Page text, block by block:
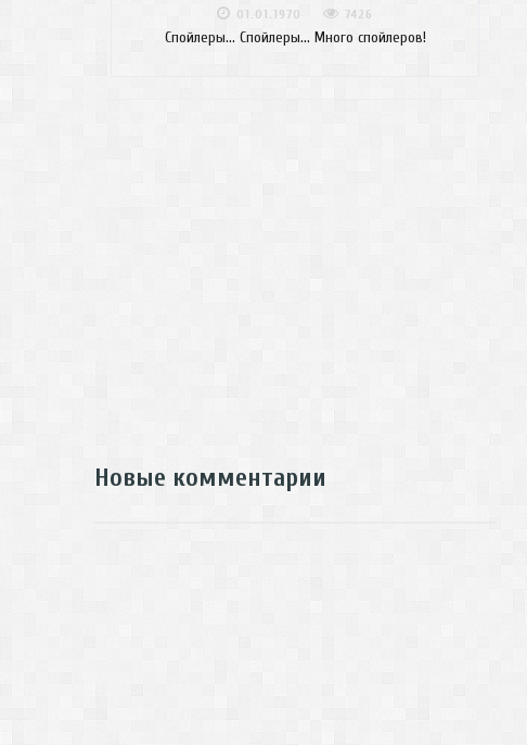
01.01.1970 7426
Спойлеры... Спойлеры... Много спойлеров!
Новые комментарии